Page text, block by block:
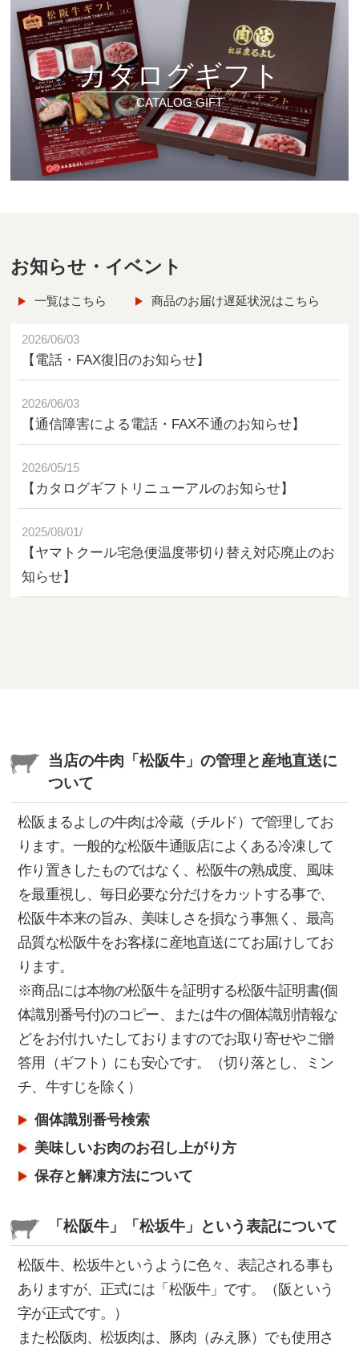
カタログギフト
CATALOG GIFT
お知らせ・イベント
一覧はこちら 商品のお届け遅延状況はこちら
2026/06/03
【電話・FAX復旧のお知らせ】
2026/06/03
【通信障害による電話・FAX不通のお知らせ】
2026/05/15
【カタログギフトリニューアルのお知らせ】
2025/08/01/
【ヤマトクール宅急便温度帯切り替え対応廃止のお
知らせ】
【重要 バージョンアップによるシステムメンテナ
ンスのお知らせ】
【公式インスタグラムアカウント開設のお知らせ】
2025/05/08
【重要 システムメンテナンスのお知らせ】
2024/08/26
【台風10号の影響によるお荷物のお届けについて】
2024/05/20
【パッケージデザイン変更のお知らせ】
2024/01/05
【新年のご挨拶】
2024/03/01
【重要 システムメンテナンスのお知らせ】
2024/01/05
【新年のご挨拶】
2023/12/08
【商品】松阪牛すき焼き肉 (肩ロース・モモ) 2,408
円/100gの販売を開始致しました。
当店の牛肉「松阪牛」の管理と産地直送に
ついて
松阪まるよしの牛肉は冷蔵（チルド）で管理してお
ります。一般的な松阪牛通販店によくある冷凍して
作り置きしたものではなく、松阪牛の熟成度、風味
を最重視し、毎日必要な分だけをカットする事で、
松阪牛本来の旨み、美味しさを損なう事無く、最高
品質な松阪牛をお客様に産地直送にてお届けしてお
ります。
※商品には本物の松阪牛を証明する松阪牛証明書(個
体識別番号付)のコピー、または牛の個体識別情報な
どをお付けいたしておりますのでお取り寄せやご贈
答用（ギフト）にも安心です。（切り落とし、ミン
チ、牛すじを除く）
個体識別番号検索
美味しいお肉のお召し上がり方
保存と解凍方法について
「松阪牛」「松坂牛」という表記について
松阪牛、松坂牛というように色々、表記される事も
ありますが、正式には「松阪牛」です。（阪という
字が正式です。）
また松阪肉、松坂肉は、豚肉（みえ豚）でも使用さ